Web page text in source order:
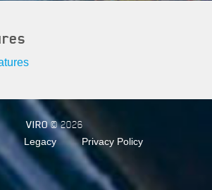
VIRO© 2026
Legacy Privacy Policy